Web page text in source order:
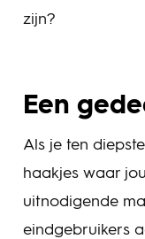
zijn?
Een
Als je ten
haakjes waar
uitnodigende
eindgebruikers